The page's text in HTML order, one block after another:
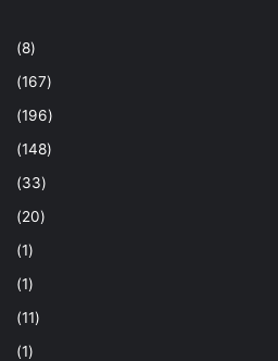
(8)
(167)
(196)
(148)
(33)
(20)
(1)
(1)
(11)
(1)